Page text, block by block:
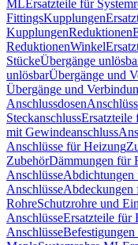
MLErsatzteile für
FittingsKupplungen
KupplungenReduktionen
ReduktionenWinkel
StückeÜbergänge
unlösbarÜbergänge und
Übergänge und
Anschlussdosen
SteckanschlussErsatzteile
mit Gewindeanschluss
Anschlüsse für Heizung
ZubehörDämmungen für
AnschlüsseAbdichtungen
AnschlüsseAbdeckungen
RohreSchutzrohre und
AnschlüsseErsatzteile für
Anschlüsse